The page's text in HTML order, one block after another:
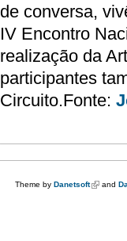
de conversa,
IV Encontro
realização da
participantes
Circuito.Fonte:
Theme by Danetsoft(link is
and